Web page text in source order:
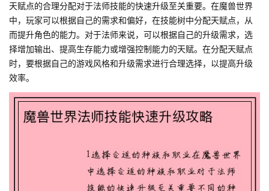
天赋点的合理分配对于法师技能的快速升级至关重要。在魔兽世界
中，玩家可以根据自己的需求和偏好，在技能树中分配天赋点，从
而提升角色的能力。对于法师来说，可以根据自己的升级需求，选
择增加输出、提高生存能力或增强控制能力的天赋。在分配天赋点
时，要根据自己的游戏风格和升级需求进行合理选择，以提高升级
效率。